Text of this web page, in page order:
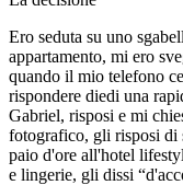
Ero seduta su uno
appartamento, mi ero
quando il mio telefono
rispondere diedi una
Gabriel, risposi e mi
fotografico, gli risposi di
paio d'ore all'hotel
e lingerie, gli dissi